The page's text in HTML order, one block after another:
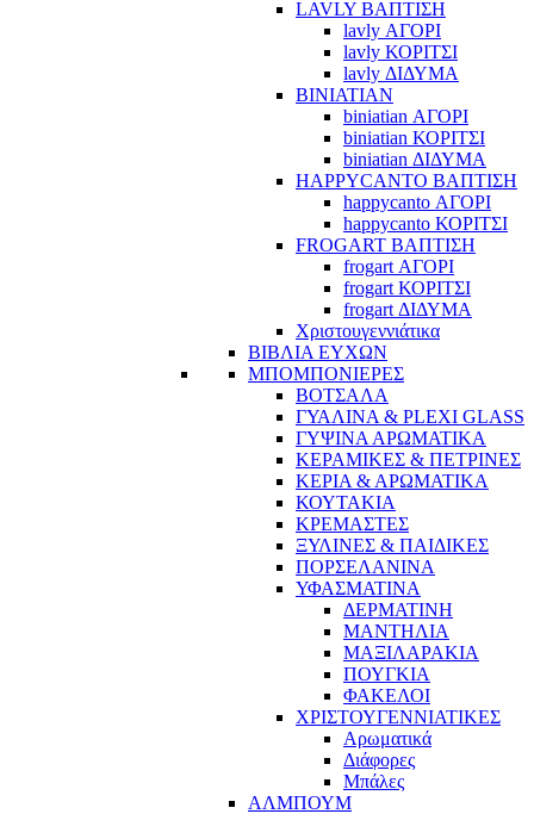
LAVLY ΒΑΠΤΙΣΗ
lavly ΑΓΟΡΙ
lavly ΚΟΡΙΤΣΙ
lavly ΔΙΔΥΜΑ
BINIATIAN
biniatian ΑΓΟΡΙ
biniatian ΚΟΡΙΤΣΙ
biniatian ΔΙΔΥΜΑ
HAPPYCANTO ΒΑΠΤΙΣΗ
happycanto ΑΓΟΡΙ
happycanto ΚΟΡΙΤΣΙ
FROGART ΒΑΠΤΙΣΗ
frogart ΑΓΟΡΙ
frogart ΚΟΡΙΤΣΙ
frogart ΔΙΔΥΜΑ
Χριστουγεννιάτικα
ΒΙΒΛΙΑ ΕΥΧΩΝ
ΜΠΟΜΠΟΝΙΕΡΕΣ
ΒΟΤΣΑΛΑ
ΓΥΑΛΙΝΑ & PLEXI GLASS
ΓΥΨΙΝΑ ΑΡΩΜΑΤΙΚΑ
ΚΕΡΑΜΙΚΕΣ & ΠΕΤΡΙΝΕΣ
ΚΕΡΙΑ & ΑΡΩΜΑΤΙΚΑ
ΚΟΥΤΑΚΙΑ
ΚΡΕΜΑΣΤΕΣ
ΞΥΛΙΝΕΣ & ΠΑΙΔΙΚΕΣ
ΠΟΡΣΕΛΑΝΙΝΑ
ΥΦΑΣΜΑΤΙΝA
ΔΕΡΜΑΤΙΝΗ
ΜΑΝΤΗΛΙΑ
ΜΑΞΙΛΑΡΑΚΙΑ
ΠΟΥΓΚΙΑ
ΦΑΚΕΛΟΙ
ΧΡΙΣΤΟΥΓΕΝΝΙΑΤΙΚΕΣ
Αρωματικά
Διάφορες
Μπάλες
ΑΛΜΠΟΥΜ